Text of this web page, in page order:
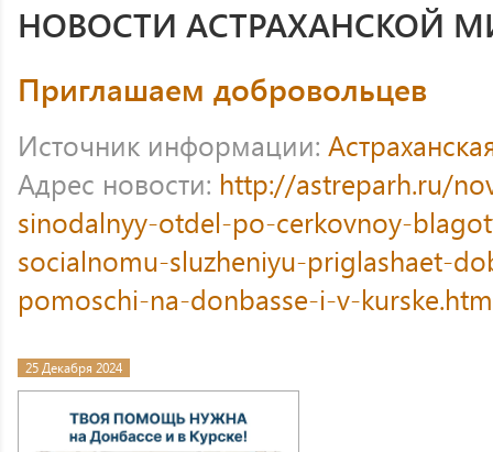
НОВОСТИ АСТРАХАНСКОЙ
Приглашаем добровольцев
Источник информации:
Адрес новости: http://astreparh.ru/
sinodalnyy-otdel-po-cerkovnoy-
socialnomu-sluzheniyu-priglashaet-
pomoschi-na-donbasse-i-v-
25 Декабря 2024